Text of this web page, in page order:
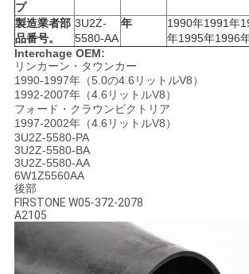
引
用
を
要
求
し
な
さ
プ
製造業者部
品番号。
3U2Z-
5580-AA
年
1990年1991年
年1995年1996
Interchage OEM:
リンカーン・タウンカー
1990-1997年（5.0の4.6リットルV8）
1992-2007年（4.6リットルV8）
フォード・クラウンビクトリア
1997-2002年（4.6リットルV8）
3U2Z-5580-PA
3U2Z-5580-BA
3U2Z-5580-AA
6W1Z5560AA
後部
FIRSTONE W05-372-2078
A2105